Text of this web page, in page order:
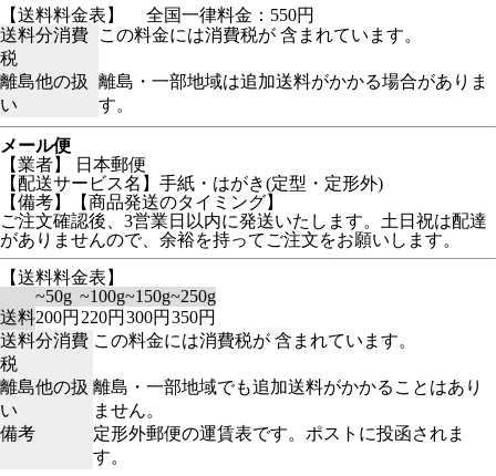
【送料料金表】
全国一律料金：550円
送料分消費
税
この料金には消費税が 含まれています。
離島他の扱
い
離島・一部地域は追加送料がかかる場合がありま
す。
メール便
【業者】 日本郵便
【配送サービス名】手紙・はがき(定型・定形外)
【備考】【商品発送のタイミング】
ご注文確認後、3営業日以内に発送いたします。土日祝は配達
がありませんので、余裕を持ってご注文をお願いします。
【送料料金表】
~50g ~100g~150g~250g
送料200円 220円 300円 350円
送料分消費
税
この料金には消費税が 含まれています。
離島他の扱
い
離島・一部地域でも追加送料がかかることはあり
ません。
備考
定形外郵便の運賃表です。ポストに投函されま
す。